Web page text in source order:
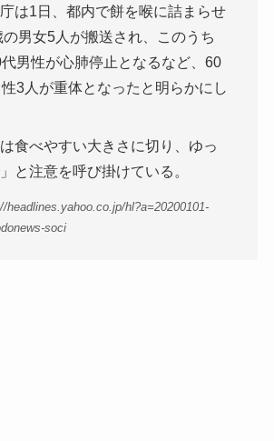
は1日、都内で餅を喉に詰まらせ
男女5人が搬送され、このうち
男性が心肺停止となるなど、60
3人が重体となったと明らかにし
食べやすい大きさに切り、ゆっ
と注意を呼び掛けている。
headlines.yahoo.co.jp/hl?a=20200101-
soci